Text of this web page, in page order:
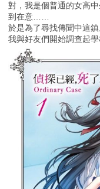
對，我是個普通的女高
到在意……
於是為了尋找傳聞中這
我與好友們開始調查起